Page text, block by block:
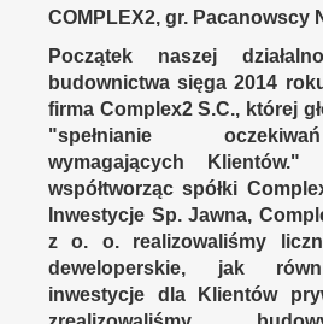
COMPLEX2, gr. Pacanowscy
Początek naszej
budownictwa sięga 2014
firma Complex2 S.C., której
"spełnianie
wymagających
współtworząc spółki
Inwestycje Sp. Jawna,
z o. o. realizowaliśmy
deweloperskie, jak
inwestycje dla Klientów